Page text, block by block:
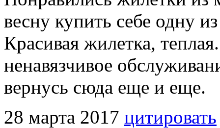
весну купить себе одну
Красивая жилетка,
ненавязчивое
вернусь сюда еще и еще.
28 марта 2017 цитировать